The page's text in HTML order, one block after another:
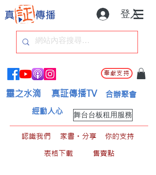
登入
奉獻支持
靈之水滴 真証傳播TV 合辦聚會
舞台台板租用服務
經動人心
認識我們 家書。分享
你的支持
表格下載
售賣點